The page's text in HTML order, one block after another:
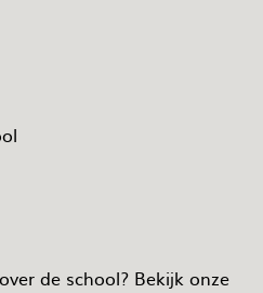
de school? Bekijk onze